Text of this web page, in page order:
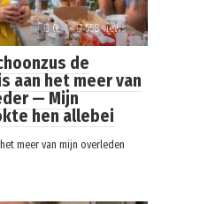
0 558 views
de
aan het meer van
— Mijn
hen allebei
meer van mijn overleden